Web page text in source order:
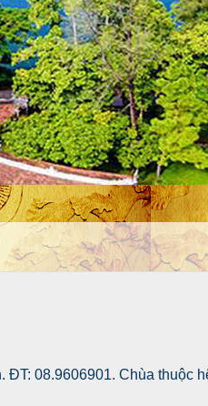
ĐT: 08.9606901. Chùa thuộc